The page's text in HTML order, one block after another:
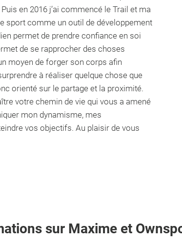
en 2016 j’ai commencé le Trail et ma
sport comme un outil de développement
permet de prendre confiance en soi
de se rapprocher des choses
moyen de forger son corps afin
à réaliser quelque chose que
orienté sur le partage et la proximité.
votre chemin de vie qui vous a amené
mon dynamisme, mes
vos objectifs. Au plaisir de vous
sur Maximeet